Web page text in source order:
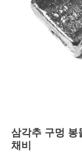
삼각추 구멍 봉
채비